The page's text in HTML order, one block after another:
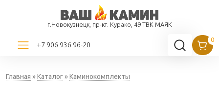
г.Новокузнецк, пр-кт. Курако, 49 ТВК МАЯК
+7 906 936 96-20
Главная »Каталог»Каминокомплекты